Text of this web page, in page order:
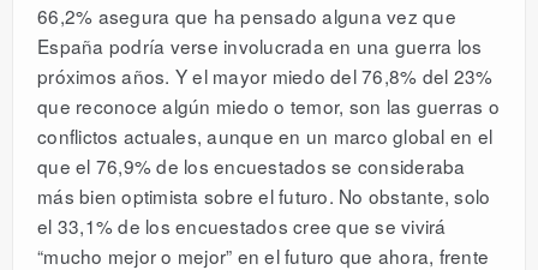
66,2% asegura que ha pensado alguna vez que
España podría verse involucrada en una guerra los
próximos años. Y el mayor miedo del 76,8% del 23%
que reconoce algún miedo o temor, son las guerras o
conflictos actuales, aunque en un marco global en el
que el 76,9% de los encuestados se consideraba
más bien optimista sobre el futuro. No obstante, solo
el 33,1% de los encuestados cree que se vivirá
“mucho mejor o mejor” en el futuro que ahora, frente